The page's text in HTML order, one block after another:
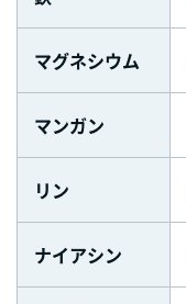
マグネシウム
マンガン
リン
ナイアシン